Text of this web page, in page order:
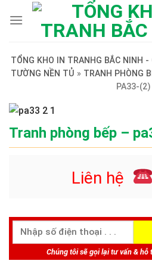
TỔNG KHO IN TRANHG BẮC NINH
TƯỜNG NỀN TỦ » TRANH PHÒNG
PA33-(2)
Tranh phòng bếp –
Liên hệ
Chúng tôi sẽ gọi lại tư vấn & hỗ